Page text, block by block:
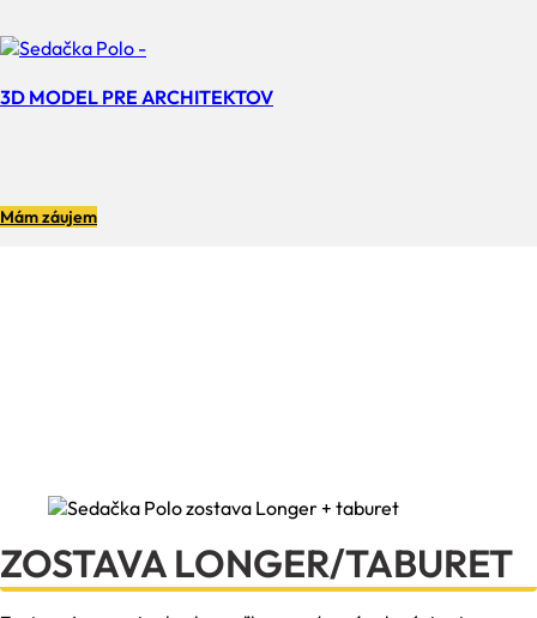
3D MODEL PRE ARCHITEKTOV
Mám záujem
ZOSTAVA LONGER/TABURET